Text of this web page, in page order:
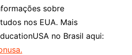
sobre
nos EUA. Mais
no Brasil aqui: